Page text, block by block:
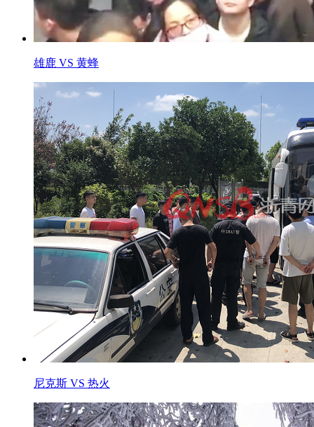
雄鹿 VS 黄蜂
尼克斯 VS 热火